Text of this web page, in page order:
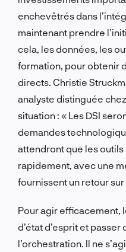
enchevêtrés dans
maintenant prendre
cela, les données, les
formation, pour obtenir
directs. Christie
analyste distinguée
situation : « Les DSI
demandes
attendront que les
rapidement, avec une
fournissent un retour
Pour agir efficacement,
d’état d’esprit et passer
l’orchestration. Il ne